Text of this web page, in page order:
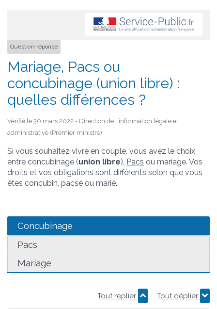
Question-réponse
Mariage, Pacs ou
concubinage (union libre) :
quelles différences ?
Vérifié le 30 mars 2022 - Direction de l'information légale et
administrative (Premier ministre)
Si vous souhaitez vivre en couple, vous avez le choix
entre concubinage (union libre), Pacs ou mariage. Vos
droits et vos obligations sont différents selon que vous
êtes concubin, pacsé ou marié.
Concubinage
Pacs
Mariage
Tout replier Tout déplier